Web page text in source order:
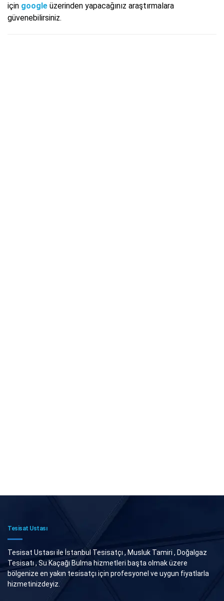
için google üzerinden yapacağınız araştırmalara
güvenebilirsiniz.
Tesisat Ustası
Tesisat Ustası ile İstanbul Tesisatçı , Musluk Tamiri , Doğalgaz
Tesisatı , Su Kaçağı Bulma hizmetleri başta olmak üzere
bölgenize en yakın tesisatçı için profesyonel ve uygun fiyatlarla
hizmetinizdeyiz.